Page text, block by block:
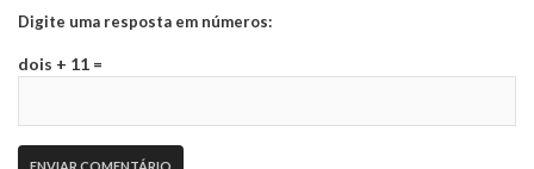
Digite uma resposta em números:
dois + 11 =